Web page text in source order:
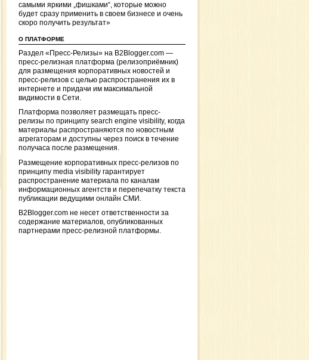
самыми яркими „фишками“, которые можно
будет сразу применить в своем бизнесе и очень
скоро получить результат»
О ПЛАТФОРМЕ
Раздел «Пресс-Релизы» на B2Blogger.com —
пресс-релизная платформа (релизоприёмник)
для размещения корпоративных новостей и
пресс-релизов с целью распространения их в
интернете и придачи им максимальной
видимости в Сети.
Платформа позволяет размещать пресс-
релизы по принципу search engine visibility, когда
материалы распространяются по новостным
агрегаторам и доступны через поиск в течение
получаса после размещения.
Размещение корпоративных пресс-релизов по
принципу media visibility гарантирует
распространение материала по каналам
информационных агентств и перепечатку текста
публикации ведущими онлайн СМИ.
B2Blogger.com не несет ответственности за
содержание материалов, опубликованных
партнерами пресс-релизной платформы.